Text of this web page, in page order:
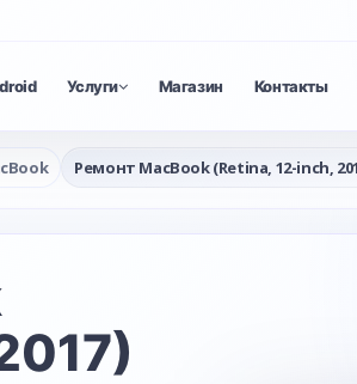
Услуги Магазин Контакты
Ремонт MacBook (Retina, 12-inch,